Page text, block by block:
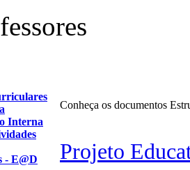
Conheça os documentos
Projeto
Interna
- E@D